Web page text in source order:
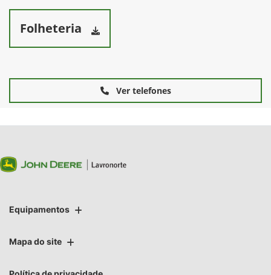
Folheteria
Ver telefones
Equipamentos
Mapa do site